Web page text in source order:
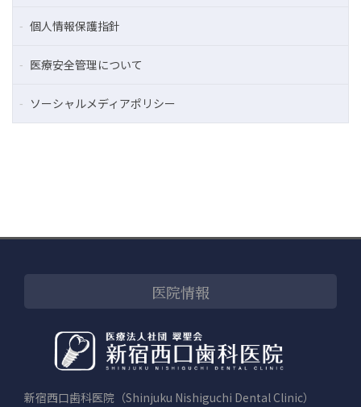
個人情報保護指針
医療安全管理について
ソーシャルメディアポリシー
医院情報
新宿西口歯科医院（Shinjuku Nishiguchi Dental Clinic）